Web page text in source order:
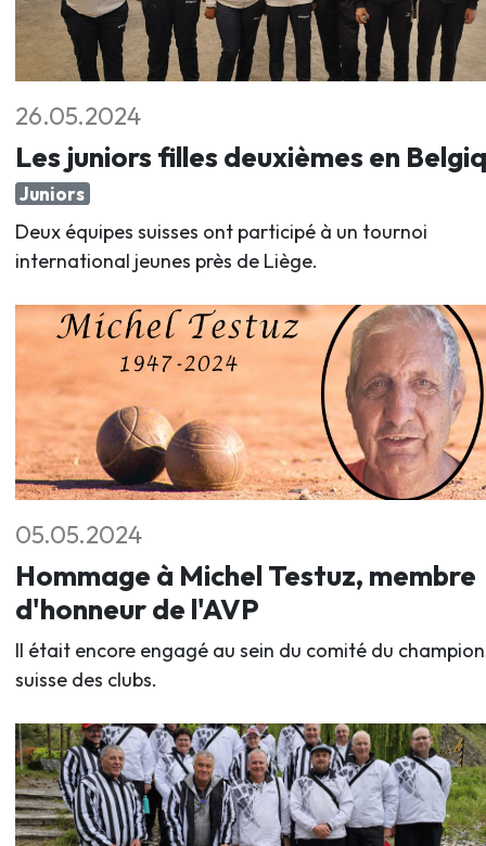
26.05.2024
Les juniors filles deuxièmes en
Juniors
Deux équipes suisses ont participé à un tournoi
international jeunes près de Liège.
05.05.2024
Hommage à Michel Testuz, membre
d'honneur de l'AVP
Il était encore engagé au sein du comité du
suisse des clubs.